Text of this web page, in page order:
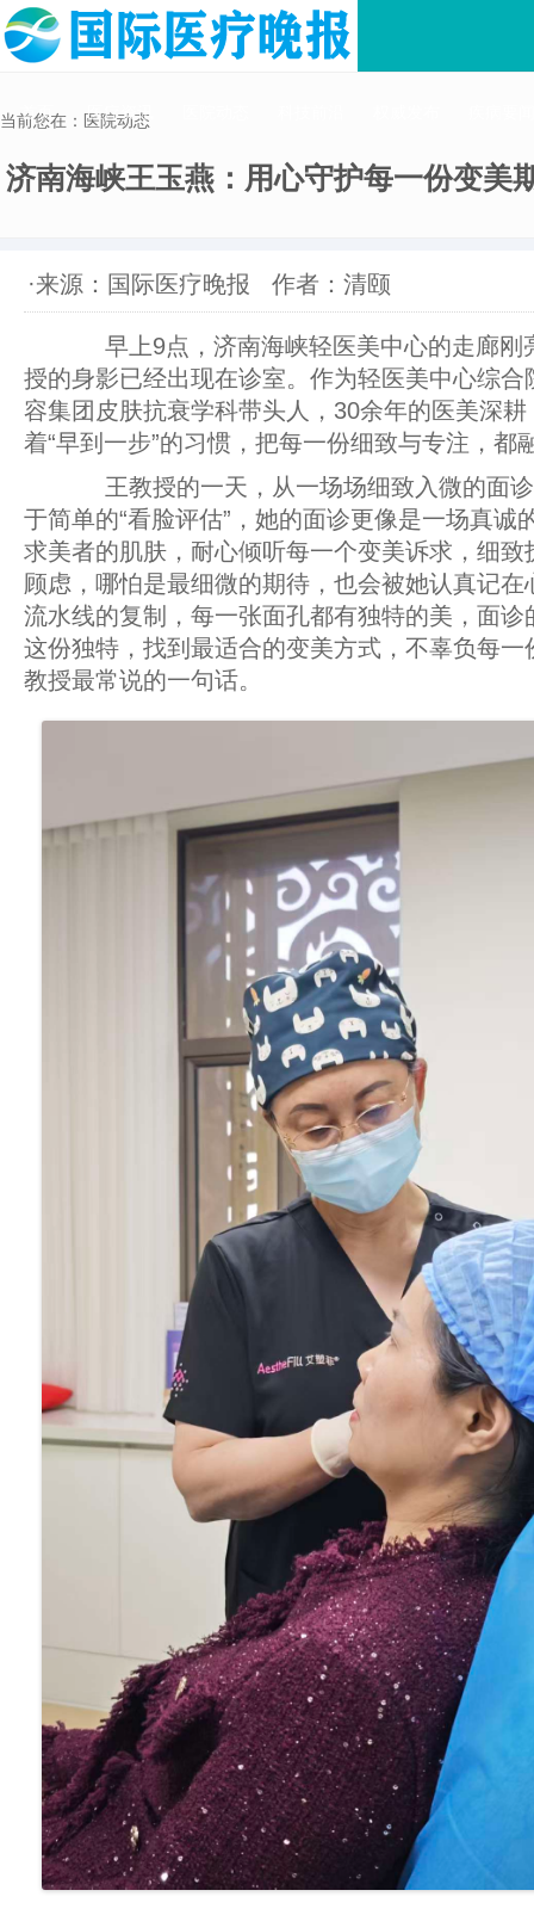
首页 医疗资讯
当前您在：医院动态
济南海峡王玉燕：用心守护每一份变美
·来源：国际医疗晚报 作者：清颐
早上9点，济南海峡轻医美中心的走廊刚
授的身影已经出现在诊室。作为轻医美中心综合
容集团皮肤抗衰学科带头人，30余年的医美深
着“早到一步”的习惯，把每一份细致与专注，都
王教授的一天，从一场场细致入微的面诊
于简单的“看脸评估”，她的面诊更像是一场真诚
求美者的肌肤，耐心倾听每一个变美诉求，细致
顾虑，哪怕是最细微的期待，也会被她认真记在
流水线的复制，每一张面孔都有独特的美，面诊
这份独特，找到最适合的变美方式，不辜负每一
教授最常说的一句话。